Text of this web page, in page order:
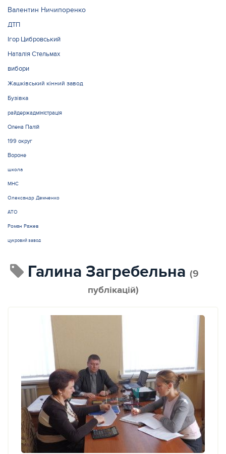
Валентин Ничипоренко
ДТП
Ігор Цибровський
Наталія Стельмах
вибори
Жашківський кінний завод
Бузівка
райдержадміністрація
Олена Палій
199 округ
Вороне
школа
МНС
Олександр Демченко
АТО
Роман Ражев
цукровий завод
Галина Загребельна (9
публікацій)